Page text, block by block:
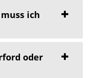
ich
oder